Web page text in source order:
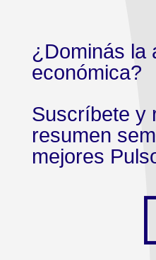
¿Dominás la
económica?
Suscríbete y
resumen
mejores